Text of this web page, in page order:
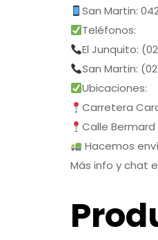
San Martin:
Teléfonos:
El Junquito:
San Martin:
Ubicaciones:
Carretera
Calle
Hacemos
Más info y chat